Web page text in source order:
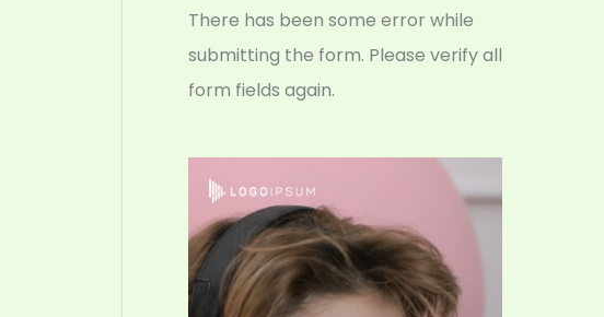
There has been some error while
submitting the form. Please verify all
form fields again.